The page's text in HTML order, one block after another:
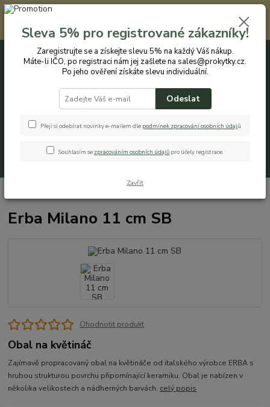
Registrovaným zákazníkům nabízíme slevu 5% na každý nákup. Máte-li
IČO, po registraci nám jej zašlete na sales@prokytky.cz. Po jeho ověření
získáte slevu individuální. Přejít na registraci →
CZK
+420 774 544 973 0ks
Erba Milano 11 cm SB
Ohodnotit produkt
Obal na květináč
Zajímavě propracovaný obal na květináče od italského výrobce ERBA s
hrubou strukturou povrchu připomínající keramiku. Obal je nabízen v
několika velikostech a nádherných barvách. celý popis
Sleva 5% pro registrované zákazníky!
Zaregistrujte se a získejte slevu 5% na každý Váš nákup.
Máte-li IČO, po registraci nám jej zašlete na sales@prokytky.cz.
Po jeho ověření získáte slevu individuální.
Odeslat
Přeji si odebírat novinky e-mailem dle podmínek zpracování osobních údajů.
Souhlasím se zpracováním osobních údajů pro účely registrace.
Zavřít